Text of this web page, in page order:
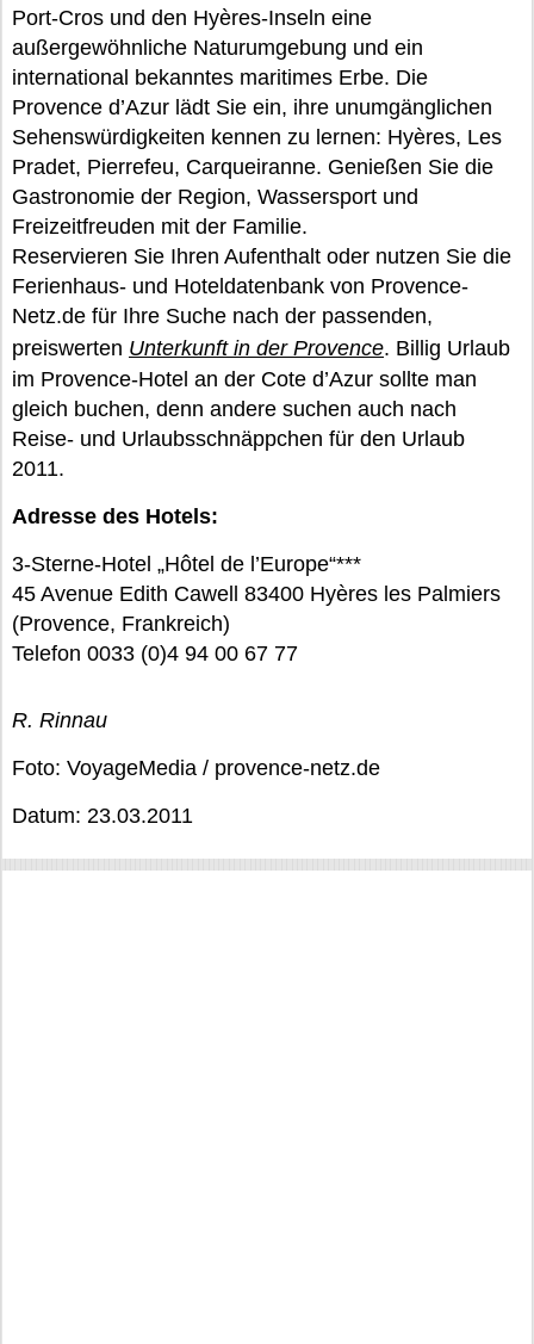
Port-Cros und den Hyères-Inseln eine
außergewöhnliche Naturumgebung und ein
international bekanntes maritimes Erbe. Die
Provence d’Azur lädt Sie ein, ihre unumgänglichen
Sehenswürdigkeiten kennen zu lernen: Hyères, Les
Pradet, Pierrefeu, Carqueiranne. Genießen Sie die
Gastronomie der Region, Wassersport und
Freizeitfreuden mit der Familie.
Reservieren Sie Ihren Aufenthalt oder nutzen Sie die
Ferienhaus- und Hoteldatenbank von Provence-
Netz.de für Ihre Suche nach der passenden,
preiswerten Unterkunft in der Provence. Billig Urlaub
im Provence-Hotel an der Cote d’Azur sollte man
gleich buchen, denn andere suchen auch nach
Reise- und Urlaubsschnäppchen für den Urlaub
2011.
Adresse des Hotels:
3-Sterne-Hotel „Hôtel de l’Europe“***
45 Avenue Edith Cawell 83400 Hyères les Palmiers
(Provence, Frankreich)
Telefon 0033 (0)4 94 00 67 77
R. Rinnau
Foto: VoyageMedia / provence-netz.de
Datum: 23.03.2011